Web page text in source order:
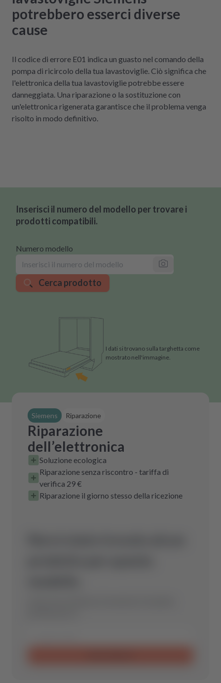
potrebbero esserci diverse
cause
Il codice di errore E01 indica un guasto nel comando della
pompa di ricircolo della tua lavastoviglie. Ciò significa che
l'elettronica della tua lavastoviglie potrebbe essere
danneggiata. Una riparazione o la sostituzione con
un'elettronica rigenerata garantisce che il problema venga
risolto in modo definitivo.
Inserisci il numero del modello per trovare i
prodotti compatibili.
Numero modello
Cerca prodotto
I dati si trovano sulla targhetta come
mostrato nell'immagine.
Siemens Riparazione
Riparazione
dell’elettronica
Soluzione ecologica
Riparazione senza riscontro - tariffa di
verifica 29 €
Riparazione il giorno stesso della ricezione